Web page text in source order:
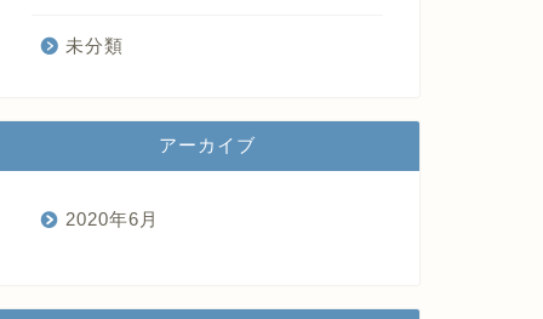
未分類
アーカイブ
2020年6月